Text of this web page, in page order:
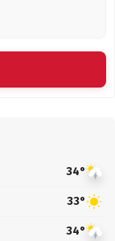
34°
33°
34°